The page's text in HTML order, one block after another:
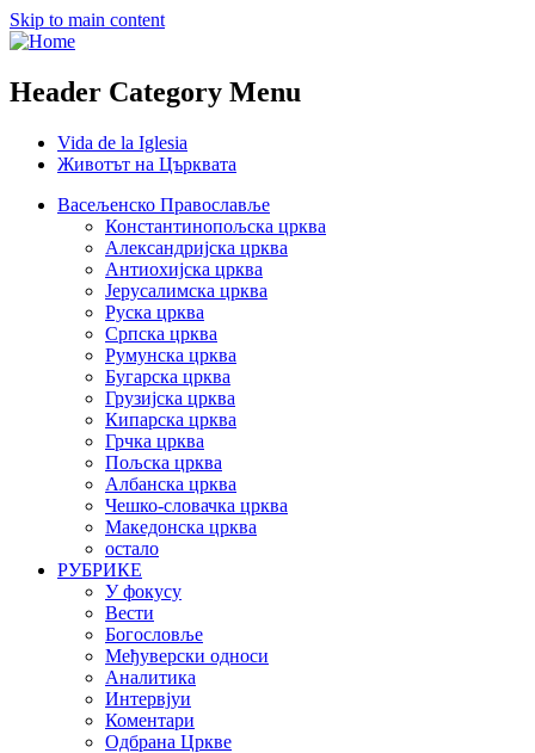
Skip to main content
Header Category Menu
Vida de la Iglesia
Животът на Църквата
Васељенско Православље
Константинопољска црква
Александријска црква
Антиохијска црква
Јерусалимска црква
Руска црква
Српска црква
Румунска црква
Бугарска црква
Грузијска црква
Кипарска црква
Грчка црква
Пољска црква
Албанска црква
Чешко-словачка црква
Македонска црква
остало
РУБРИКЕ
У фокусу
Вести
Богословље
Међуверски односи
Аналитика
Интервјуи
Коментари
Одбрана Цркве